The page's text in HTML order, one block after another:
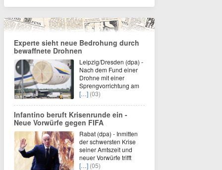
Experte sieht neue Bedrohung durch
bewaffnete Drohnen
Leipzig/Dresden (dpa) -
Nach dem Fund einer
Drohne mit einer
Sprengvorrichtung am
[…] (03)
Infantino beruft Krisenrunde ein -
Neue Vorwürfe gegen FIFA
Rabat (dpa) - Inmitten
der schwersten Krise
seiner Amtszeit und
neuer Vorwürfe trifft
[…] (05)